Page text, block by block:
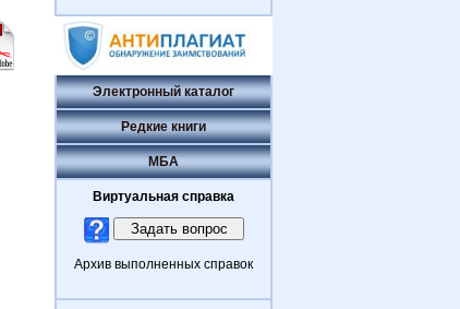
Электронный каталог
Редкие книги
МБА
Виртуальная справка
Архив выполненных справок